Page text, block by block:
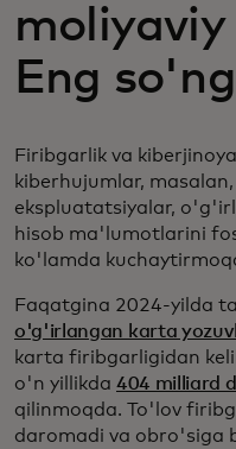
Eng
Firibgarlik va
kiberhujumlar,
ekspluatatsiyalar,
hisob ma'lumotlarini
ko'lamda
Faqatgina 2024-yilda
o'g'irlangan karta
karta firibgarligidan
o'n yillikda 404 milliard
qilinmoqda. To'lov
daromadi va obro'siga